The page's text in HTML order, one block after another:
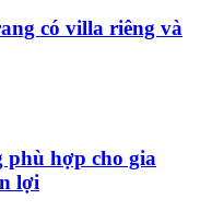
có villa riêng và
phù hợp cho gia
lợi